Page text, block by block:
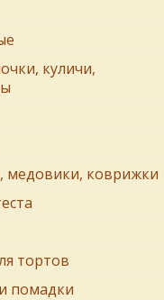
куличи,
медовики, коврижки
тортов
помадки